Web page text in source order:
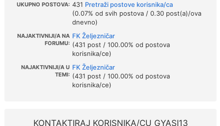
UKUPNO POSTOVA: 431 Pretraži postove korisnika/ca
(0.07% od svih postova / 0.30 post(a)/ova
dnevno)
NAJAKTIVNIJI/A NA
FORUMU:
FK Željezničar
(431 post / 100.00% od postova
korisnika/ce)
NAJAKTIVNIJI/A U
TEMI:
FK Željezničar
(431 post / 100.00% od postova
korisnika/ce)
KONTAKTIRAJ KORISNIKA/CU GYASI13